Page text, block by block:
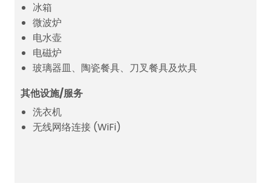
冰箱
微波炉
电水壶
电磁炉
玻璃器皿、陶瓷餐具、刀叉餐具及炊具
其他设施/服务
洗衣机
无线网络连接 (WiFi)